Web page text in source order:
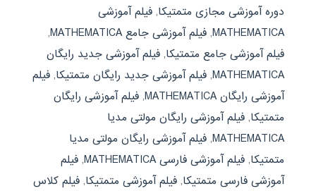
دوره آموزشی مجازی متمتیکا, فیلم آموزشی
MATHEMATICA
, فیلم آموزشی جامع MATHEMATICA
,
فیلم آموزشی جامع متمتیکا, فیلم آموزشی جدید رایگان
MATHEMATICA
, فیلم آموزشی جدید رایگان متمتیکا, فیلم
آموزشی رایگان MATHEMATICA
, فیلم آموزشی رایگان
متمتیکا, فیلم آموزشی رایگان مولتی مدیا
MATHEMATICA
, فیلم آموزشی رایگان مولتی مدیا
متمتیکا, فیلم آموزشی فارسی MATHEMATICA , فیلم
آموزشی فارسی متمتیکا, فیلم آموزشی متمتیکا, فیلم کلاس